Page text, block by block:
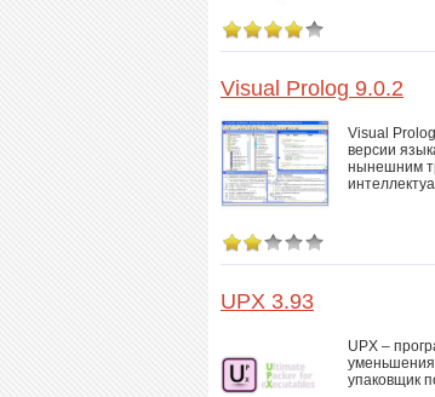
Visual Prolog 9.0.2
Visual
версии
нынешним
UPX 3.93
UPX –
уменьшения
упаковщик